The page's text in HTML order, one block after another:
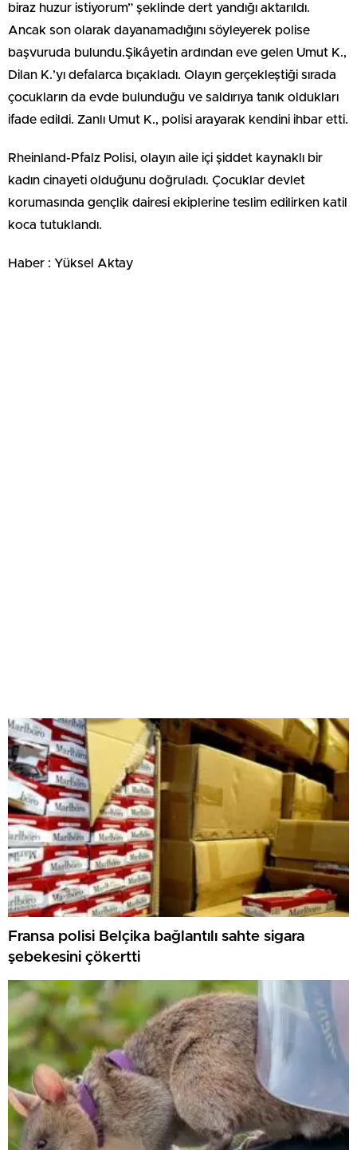
biraz huzur istiyorum” şeklinde dert yandığı aktarıldı.
Ancak son olarak dayanamadığını söyleyerek polise
başvuruda bulundu.Şikâyetin ardından eve gelen Umut K.,
Dilan K.’yı defalarca bıçakladı. Olayın gerçekleştiği sırada
çocukların da evde bulunduğu ve saldırıya tanık oldukları
ifade edildi. Zanlı Umut K., polisi arayarak kendini ihbar etti.
Rheinland-Pfalz Polisi, olayın aile içi şiddet kaynaklı bir
kadın cinayeti olduğunu doğruladı. Çocuklar devlet
korumasında gençlik dairesi ekiplerine teslim edilirken katil
koca tutuklandı.
Haber : Yüksel Aktay
Fransa polisi Belçika bağlantılı sahte sigara
şebekesini çökertti